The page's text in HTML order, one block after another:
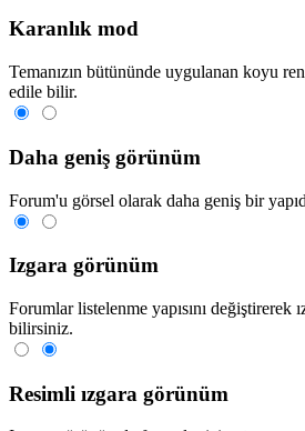
Karanlık mod
Temanızın bütününde uygulanan koyu
edile bilir.
Daha geniş görünüm
Forum'u görsel olarak daha geniş bir
Izgara görünüm
Forumlar listelenme yapısını değiştirerek
bilirsiniz.
Resimli ızgara görünüm